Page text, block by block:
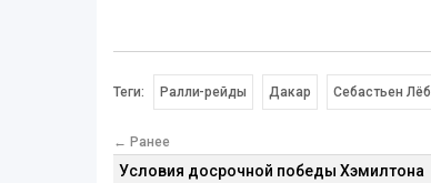
Теги: Ралли-рейды Дакар Себастьен Лёб
← Ранее
Условия досрочной победы Хэмилтона